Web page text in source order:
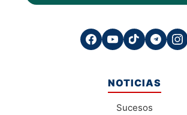
NOTICIAS
Sucesos